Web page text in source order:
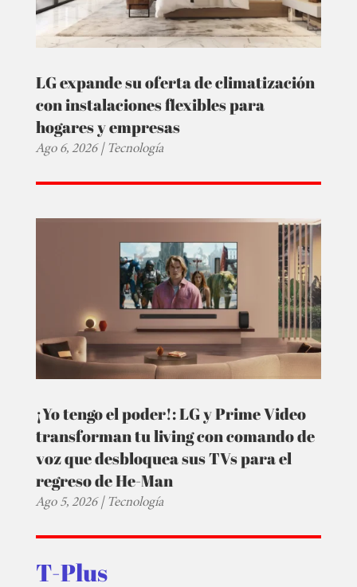
LG expande su oferta de climatización
con instalaciones flexibles para
hogares y empresas
Ago 6, 2026|Tecnología
¡Yo tengo el poder!: LG y Prime Video
transforman tu living con comando de
voz que desbloquea sus TVs para el
regreso de He-Man
Ago 5, 2026|Tecnología
T-Plus